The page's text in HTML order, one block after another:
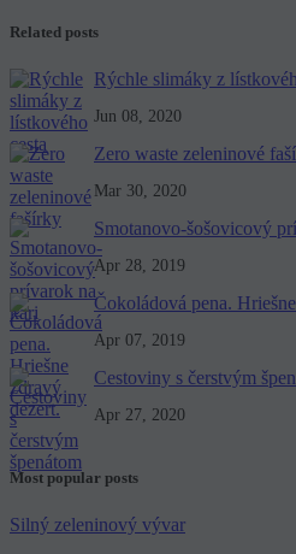
Related posts
Rýchle slimáky z
Jun 08, 2020
Zero waste zeleninové
Mar 30, 2020
Smotanovo-šošovicový
Apr 28, 2019
Čokoládová pena.
Apr 07, 2019
Cestoviny s čerstvým
Apr 27, 2020
Most popular posts
Silný zeleninový vývar